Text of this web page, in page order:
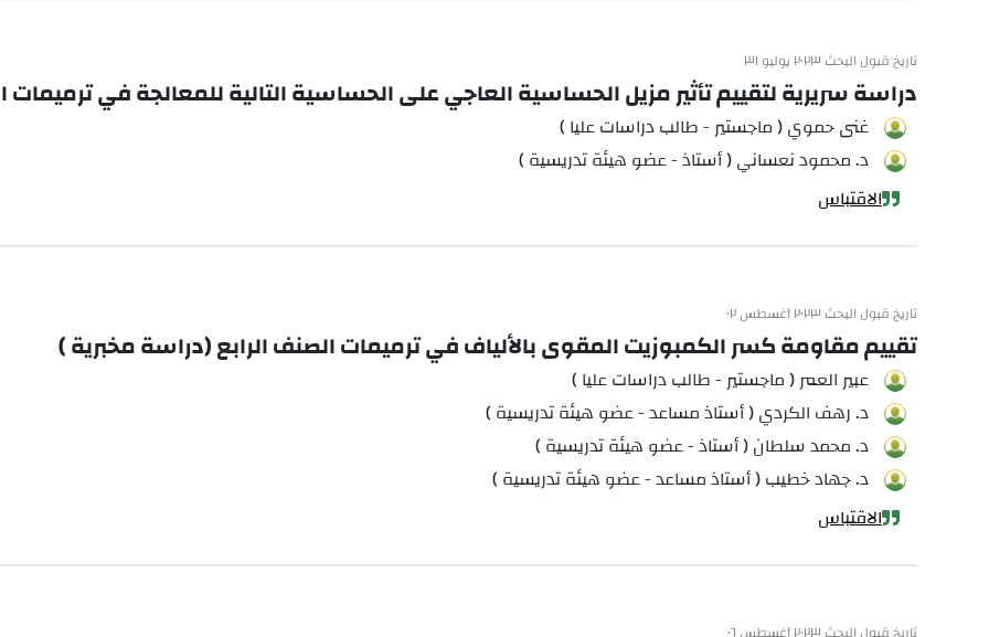
تاريخ قبول البحث ٢٠٢٣ يوليو ٣١
دراسة سريرية لتقييم تأثير مزيل الحساسية العاجي على الحساسية التالية للمعالجة في ترميمات
غنى حموي ( ماجستير - طالب دراسات عليا )
د. محمود نعساني ( أستاذ - عضو هيئة تدريسية )
الاقتباس
تاريخ قبول البحث ٢٠٢٣ أغسطس ٠٢
تقييم مقاومة كسر الكمبوزيت المقوى بالألياف في ترميمات الصنف الرابع (دراسة مخبرية )
عبير العمر ( ماجستير - طالب دراسات عليا )
د. رهف الكردي ( أستاذ مساعد - عضو هيئة تدريسية )
د. محمد سلطان ( أستاذ - عضو هيئة تدريسية )
د. جهاد خطيب ( أستاذ مساعد - عضو هيئة تدريسية )
الاقتباس